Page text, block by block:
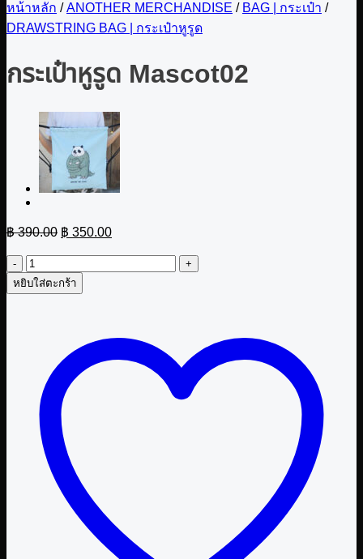
หน้าหลัก / ANOTHER MERCHANDISE / BAG | กระเป๋า /
DRAWSTRING BAG | กระเป๋าหูรูด
กระเป๋าหูรูด Mascot02
฿390.00 Original
price
was:
฿ 390.00.
฿ 350.00Current
price
is:
฿ 350.00.
จำนวน
กระเป๋า
หยิบใส่ตะกร้า